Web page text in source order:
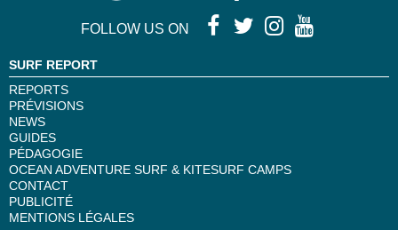
FOLLOW US ON
SURF REPORT
REPORTS
PRÉVISIONS
NEWS
GUIDES
PÉDAGOGIE
OCEAN ADVENTURE SURF & KITESURF CAMPS
CONTACT
PUBLICITÉ
MENTIONS LÉGALES